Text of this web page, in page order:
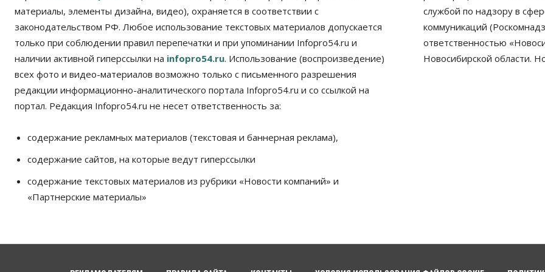
материалы, элементы дизайна, видео), охраняется в соответствии с
законодательством РФ. Любое использование текстовых материалов допускается
только при соблюдении правил перепечатки и при упоминании Infopro54.ru и
наличии активной гиперссылки на infopro54.ru. Использование (воспроизведение)
всех фото и видео-материалов возможно только с письменного разрешения
редакции информационно-аналитического портала Infopro54.ru и со ссылкой на
портал. Редакция Infopro54.ru не несет ответственность за:
содержание рекламных материалов (текстовая и баннерная реклама),
содержание сайтов, на которые ведут гиперссылки
содержание текстовых материалов из рубрики «Новости компаний» и
«Партнерские материалы»
службой по надзору в
коммуникаций
ответственностью
Новосибирской области.